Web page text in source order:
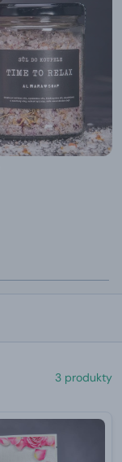
3 produkty